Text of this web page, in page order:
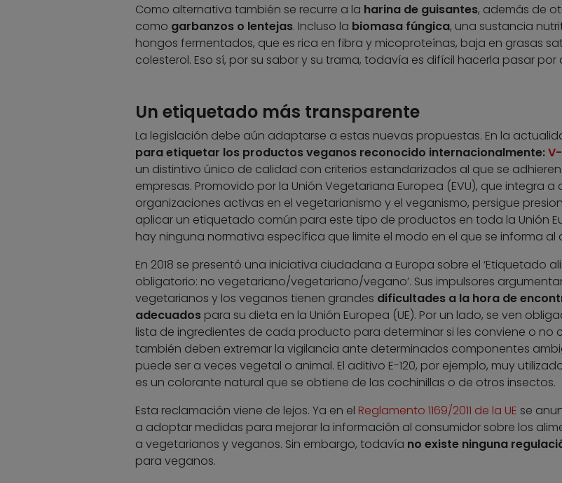
Como alternativa también se recurre a la harina de guisantes, además de
como garbanzos o lentejas. Incluso la biomasa fúngica, una sustancia
hongos fermentados, que es rica en fibra y micoproteínas, baja en grasas
colesterol. Eso sí, por su sabor y su trama, todavía es difícil hacerla pasar por
Un etiquetado más transparente
La legislación debe aún adaptarse a estas nuevas propuestas. En la
para etiquetar los productos veganos reconocido internacionalmente:
un distintivo único de calidad con criterios estandarizados al que se
empresas. Promovido por la Unión Vegetariana Europea (EVU), que integra a
organizaciones activas en el vegetarianismo y el veganismo, persigue
aplicar un etiquetado común para este tipo de productos en toda la Unión
hay ninguna normativa específica que limite el modo en el que se informa al
En 2018 se presentó una iniciativa ciudadana a Europa sobre el ‘Etiquetado
obligatorio: no vegetariano/vegetariano/vegano’. Sus impulsores
vegetarianos y los veganos tienen grandes dificultades a la hora de
adecuadospara su dieta en la Unión Europea (UE). Por un lado, se ven
lista de ingredientes de cada producto para determinar si les conviene o no
también deben extremar la vigilancia ante determinados componentes
puede ser a veces vegetal o animal. El aditivo E-120, por ejemplo, muy
es un colorante natural que se obtiene de las cochinillas o de otros insectos.
Esta reclamación viene de lejos. Ya en el Reglamento 1169/2011 de la UE se
a adoptar medidas para mejorar la información al consumidor sobre los
a vegetarianos y veganos. Sin embargo, todavía no existe ninguna
para veganos.